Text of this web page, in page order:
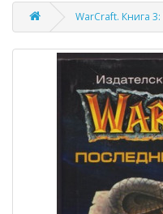
WarCraft. Книга